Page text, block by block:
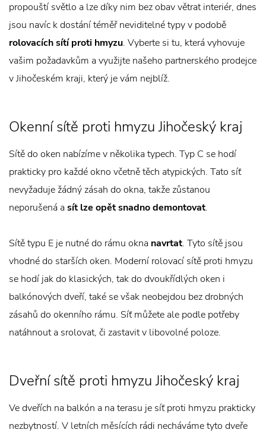
propouští světlo a lze díky nim bez obav větrat interiér, dnes
jsou navíc k dostání téměř neviditelné typy v podobě
rolovacích sítí proti hmyzu. Vyberte si tu, která vyhovuje
vašim požadavkům a využijte našeho partnerského prodejce
v Jihočeském kraji, který je vám nejblíž.
Okenní sítě proti hmyzu Jihočeský kraj
Sítě do oken nabízíme v několika typech. Typ C se hodí
prakticky pro každé okno včetně těch atypických. Tato síť
nevyžaduje žádný zásah do okna, takže zůstanou
neporušená asít lze opět snadno demontovat.
Sítě typu E je nutné do rámu okna navrtat. Tyto sítě jsou
vhodné do starších oken. Moderní rolovací sítě proti hmyzu
se hodí jak do klasických, tak do dvoukřídlých oken i
balkónových dveří, také se však neobejdou bez drobných
zásahů do okenního rámu. Síť můžete ale podle potřeby
natáhnout a srolovat, či zastavit v libovolné poloze.
Dveřní sítě proti hmyzu Jihočeský kraj
Ve dveřích na balkón a na terasu je síť proti hmyzu prakticky
nezbytností. V letních měsících rádi necháváme tyto dveře